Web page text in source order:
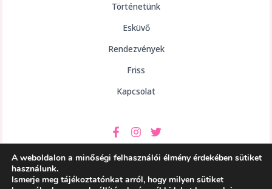
Történetünk
Esküvő
Rendezvények
Friss
Kapcsolat
A weboldalon a minőségi felhasználói élmény érdekében sütiket
használunk.
Ismerje meg tájékoztatónkat arról, hogy milyen sütiket